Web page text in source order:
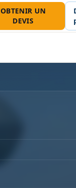
OBTENIR UN
DEVIS